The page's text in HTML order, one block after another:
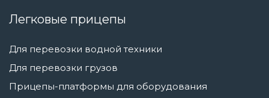
Легковые прицепы
Для перевозки водной техники
Для перевозки грузов
Прицепы-платформы для оборудования